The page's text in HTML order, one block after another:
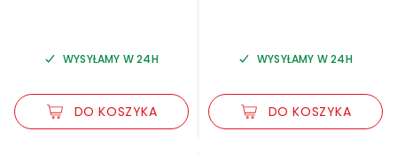
WYSYŁAMY W 24H
DO KOSZYKA
WYSYŁAMY W 24H
DO KOSZYKA